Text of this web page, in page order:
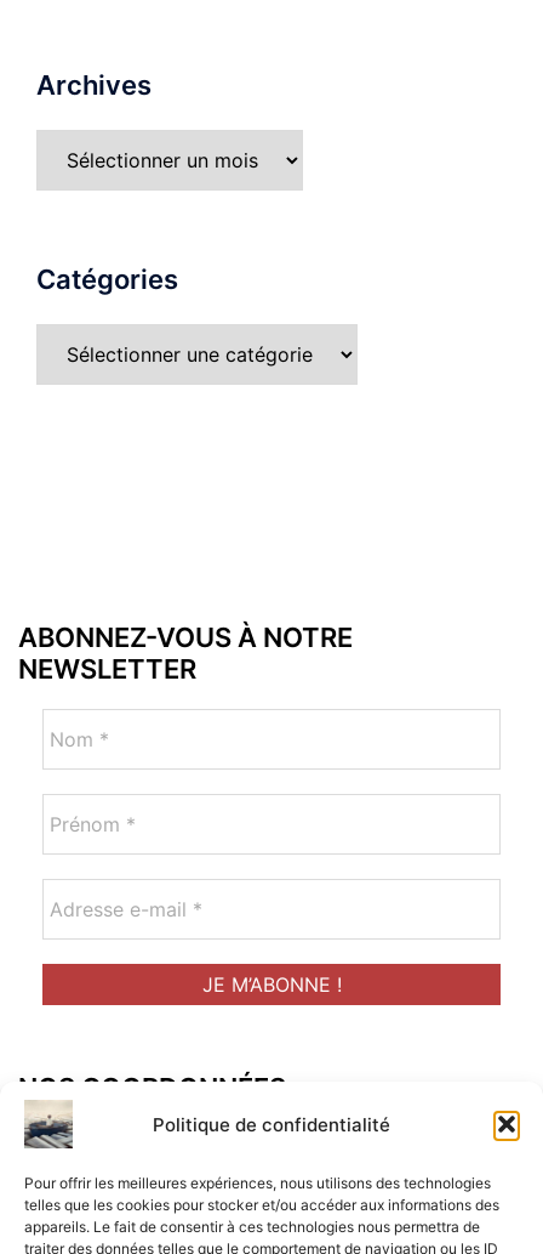
Politique de confidentialité
Pour offrir les meilleures expériences, nous utilisons des technologies
telles que les cookies pour stocker et/ou accéder aux informations des
appareils. Le fait de consentir à ces technologies nous permettra de
traiter des données telles que le comportement de navigation ou les ID
Archives
Catégories
ABONNEZ-VOUS À NOTRE
NEWSLETTER
NOS COORDONNÉES
Adresse postal :
ALCF
34 Rue René Brunen
33950 LEGE CAP-FERRET